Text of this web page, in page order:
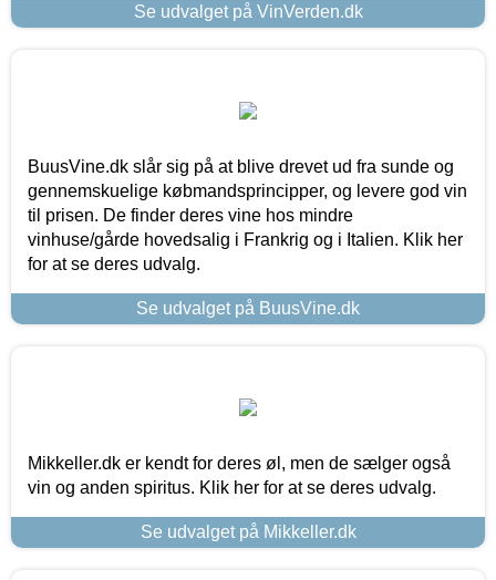
Se udvalget på VinVerden.dk
BuusVine.dk slår sig på at blive drevet ud fra sunde og
gennemskuelige købmandsprincipper, og levere god vin
til prisen. De finder deres vine hos mindre
vinhuse/gårde hovedsalig i Frankrig og i Italien. Klik her
for at se deres udvalg.
Se udvalget på BuusVine.dk
Mikkeller.dk er kendt for deres øl, men de sælger også
vin og anden spiritus. Klik her for at se deres udvalg.
Se udvalget på Mikkeller.dk